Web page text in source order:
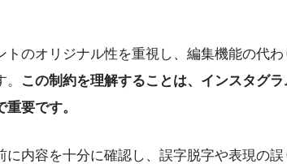
のオリジナル性を重視し、編集機能の代わ
この制約を理解することは、インスタグラ
要です。
内容を十分に確認し、誤字脱字や表現の